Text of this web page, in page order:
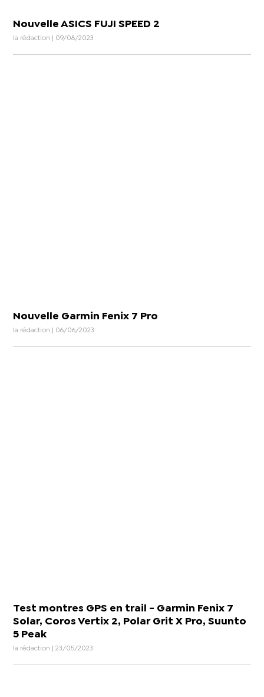
Nouvelle ASICS FUJI SPEED 2
la rédaction | 09/08/2023
Nouvelle Garmin Fenix 7 Pro
la rédaction | 06/06/2023
Test montres GPS en trail - Garmin Fenix 7
Solar, Coros Vertix 2, Polar Grit X Pro, Suunto
5 Peak
la rédaction | 23/05/2023